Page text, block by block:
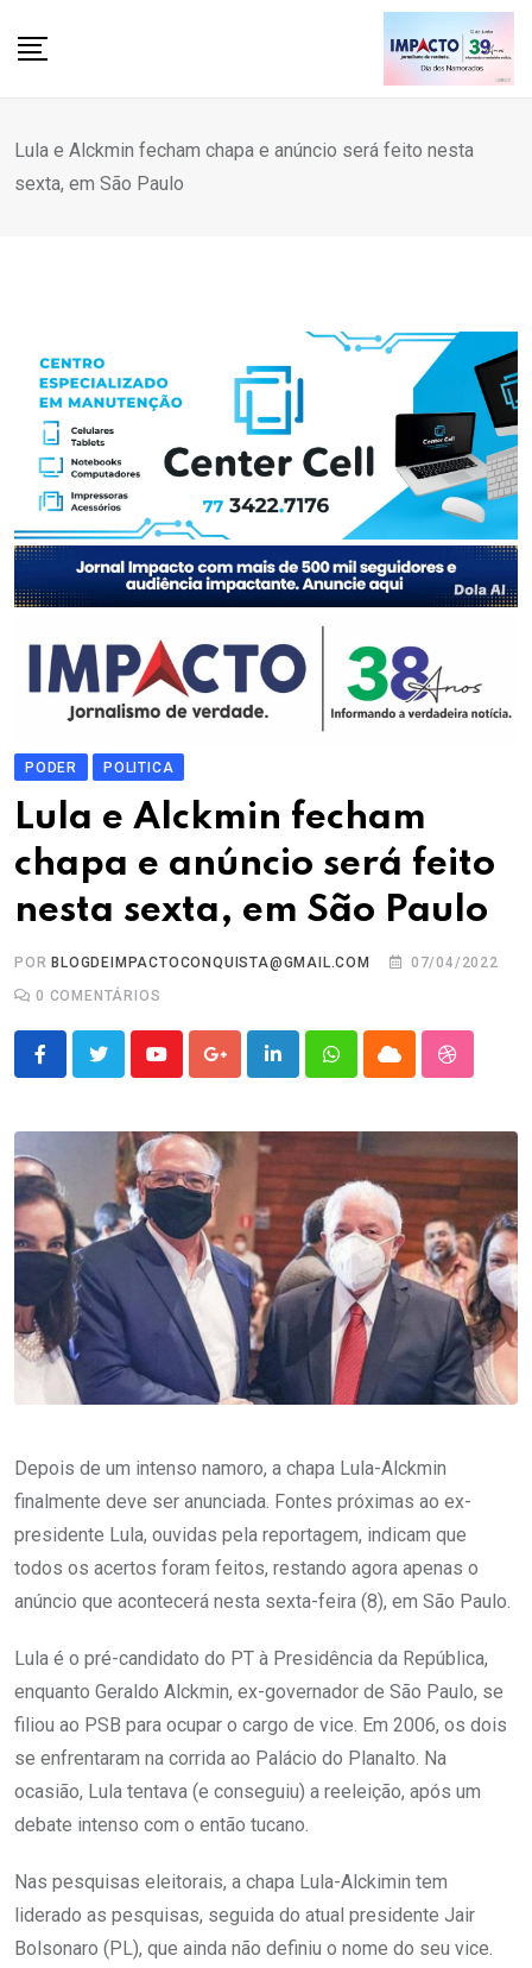
Lula e Alckmin fecham chapa e anúncio será feito nesta
sexta, em São Paulo
PODER POLITICA
Lula e Alckmin fecham
chapa e anúncio será feito
nesta sexta, em São Paulo
POR BLOGDEIMPACTOCONQUISTA@GMAIL.COM
07/04/2022
0 COMENTÁRIOS
YoutubeGoogle+LinkedInWhatsappCloud
Depois de um intenso namoro, a chapa Lula-Alckmin
finalmente deve ser anunciada. Fontes próximas ao ex-
presidente Lula, ouvidas pela reportagem, indicam que
todos os acertos foram feitos, restando agora apenas o
anúncio que acontecerá nesta sexta-feira (8), em São Paulo.
Lula é o pré-candidato do PT à Presidência da República,
enquanto Geraldo Alckmin, ex-governador de São Paulo, se
filiou ao PSB para ocupar o cargo de vice. Em 2006, os dois
se enfrentaram na corrida ao Palácio do Planalto. Na
ocasião, Lula tentava (e conseguiu) a reeleição, após um
debate intenso com o então tucano.
Nas pesquisas eleitorais, a chapa Lula-Alckimin tem
liderado as pesquisas, seguida do atual presidente Jair
Bolsonaro (PL), que ainda não definiu o nome do seu vice.